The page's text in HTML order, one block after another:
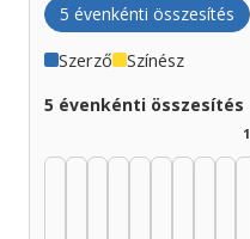
5 évenkénti összesítés
Szerző Színész
5 évenkénti összesítés
1